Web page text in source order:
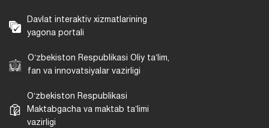
Davlat interaktiv xizmatlarining
yagona portali
Oʻzbekiston Respublikasi Oliy taʼlim,
fan va innovatsiyalar vazirligi
Oʻzbekiston Respublikasi
Maktabgacha va maktab taʼlimi
vazirligi